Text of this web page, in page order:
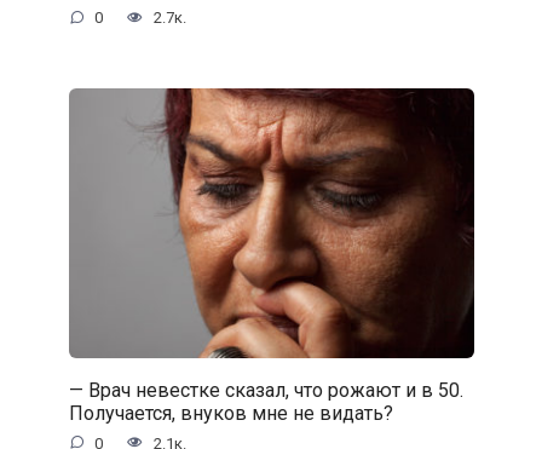
0 2.7к.
— Врач невестке сказал, что рожают и в 50.
Получается, внуков мне не видать?
0 2.1к.